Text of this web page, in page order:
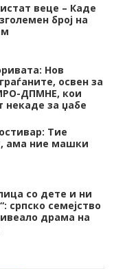
веце – Каде
број на
Нов
освен за
ДПМНЕ, кои
некаде за џабе
Тие
ама ние машки
со дете и ни
српско семејство
драма на